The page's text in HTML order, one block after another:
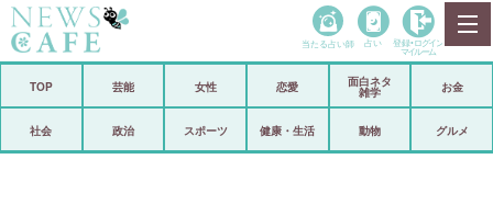
政治
当たる占い師 占い 登録• ログイン
マイルーム
TOP 芸能 女性 恋愛
面白ネタ
雑学
お金
社会 政治 スポーツ 健康・生活 動物 グルメ